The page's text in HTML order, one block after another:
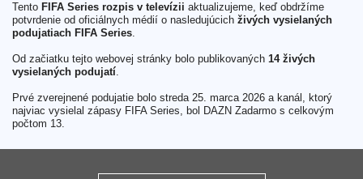
Tento FIFA Series rozpis v televízii aktualizujeme, keď obdržíme
potvrdenie od oficiálnych médií o nasledujúcich živých vysielaných
podujatiach FIFA Series.
Od začiatku tejto webovej stránky bolo publikovaných 14 živých
vysielaných podujatí.
Prvé zverejnené podujatie bolo streda 25. marca 2026 a kanál, ktorý
najviac vysielal zápasy FIFA Series, bol DAZN Zadarmo s celkovým
počtom 13.